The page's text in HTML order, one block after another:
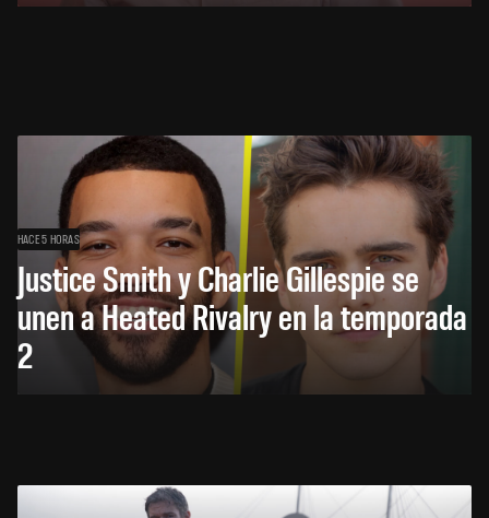
HACE 5 HORAS
Justice Smith y Charlie Gillespie se
unen a Heated Rivalry en la temporada
2